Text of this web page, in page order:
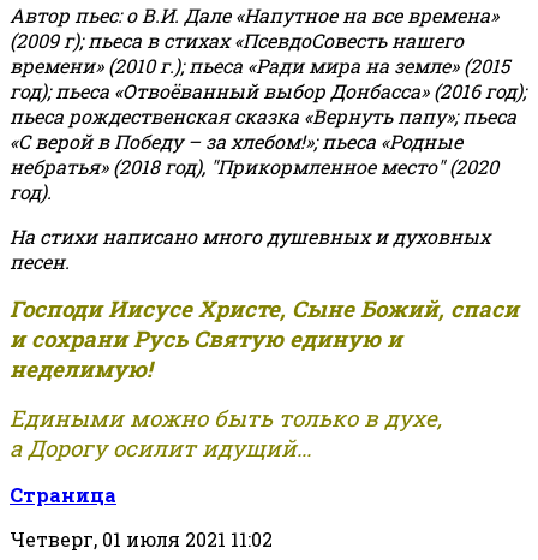
Автор пьес: о В.И. Дале «Напутное на все времена»
(2009 г); пьеса в стихах «ПсевдоСовесть нашего
времени» (2010 г.); пьеса «Ради мира на земле» (2015
год); пьеса «Отвоёванный выбор Донбасса» (2016 год);
пьеса рождественская сказка «Вернуть папу»; пьеса
«С верой в Победу – за хлебом!»;пьеса «Родные
небратья» (2018 год), "Прикормленное место" (2020
год).
На стихи написано много душевных и духовных
песен.
Господи Иисусе Христе, Сыне Божий, спаси
и сохрани Русь Святую единую и
неделимую!
Едиными можно быть только в духе,
а Дорогу осилит идущий...
Страница
Четверг, 01 июля 2021 11:02